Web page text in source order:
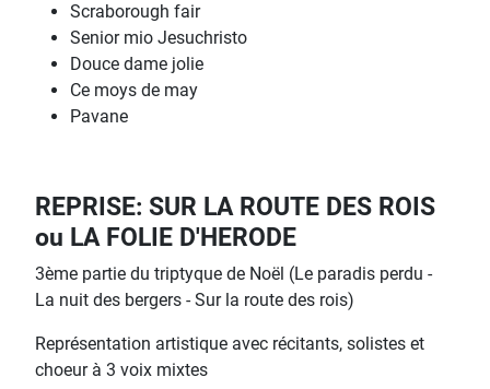
Scraborough fair
Senior mio Jesuchristo
Douce dame jolie
Ce moys de may
Pavane
REPRISE: SUR LA ROUTE DES ROIS
ou LA FOLIE D'HERODE
3ème partie du triptyque de Noël (Le paradis perdu -
La nuit des bergers - Sur la route des rois)
Représentation artistique avec récitants, solistes et
choeur à 3 voix mixtes